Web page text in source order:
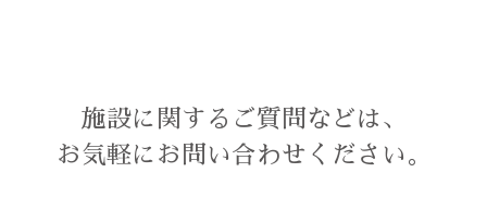
施設に関するご質問などは、
お気軽にお問い合わせください。